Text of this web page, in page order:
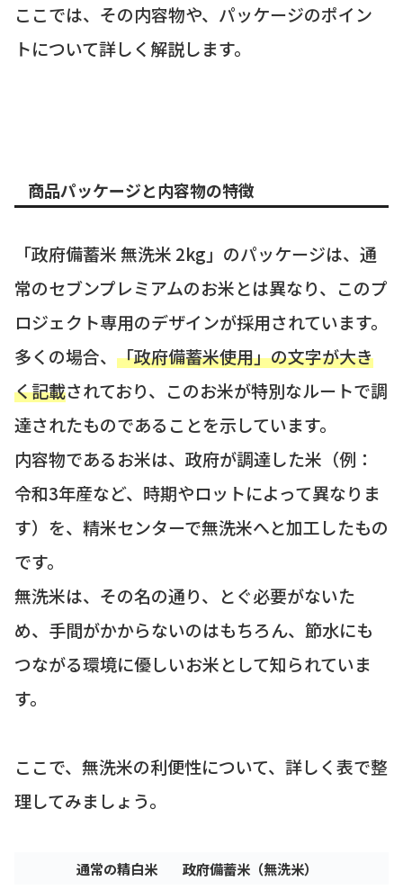
ここでは、その内容物や、パッケージのポイン
トについて詳しく解説します。
商品パッケージと内容物の特徴
「政府備蓄米 無洗米 2kg」のパッケージは、通
常のセブンプレミアムのお米とは異なり、このプ
ロジェクト専用のデザインが採用されています。
多くの場合、 「政府備蓄米使用」の文字が大き
く記載されており、このお米が特別なルートで調
達されたものであることを示しています。
内容物であるお米は、政府が調達した米（例：
令和3年産など、時期やロットによって異なりま
す）を、精米センターで無洗米へと加工したもの
です。
無洗米は、その名の通り、とぐ必要がないた
め、手間がかからないのはもちろん、節水にも
つながる環境に優しいお米として知られていま
す。
ここで、無洗米の利便性について、詳しく表で整
理してみましょう。
通常の精白米
政府備蓄米（無洗米）